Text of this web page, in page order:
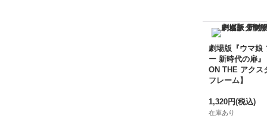
劇場版『ウマ娘
ー 新時代の扉』
ON THE アクス
フレーム】
1,320円(税込)
在庫あり